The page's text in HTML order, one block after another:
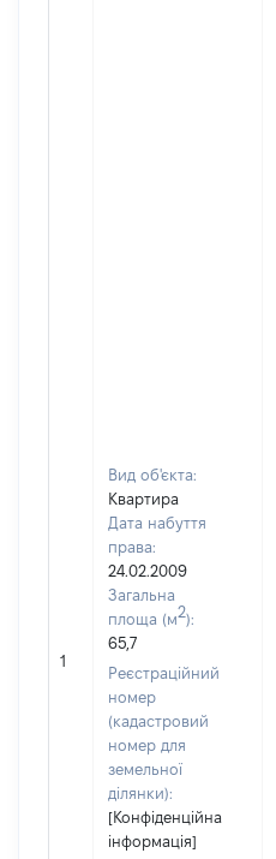
1
Вид об'єкта:
Квартира
Дата набуття
права:
24.02.2009
Загальна
площа (м2):
65,7
Реєстраційний
номер
(кадастровий
номер для
земельної
ділянки):
[Конфіденційна
інформація]